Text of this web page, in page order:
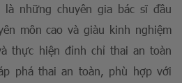
những chuyên gia bác sĩ đầu
môn cao và giàu kinh nghiệm
thực hiện đỉnh chỉ thai an toàn
phá thai an toàn, phù hợp với